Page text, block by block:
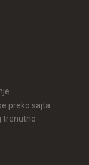
preko sajta.
trenutno